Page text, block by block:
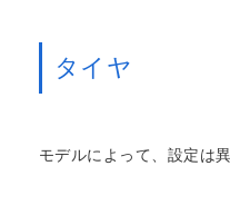
タイヤ
モデルによって、設定は